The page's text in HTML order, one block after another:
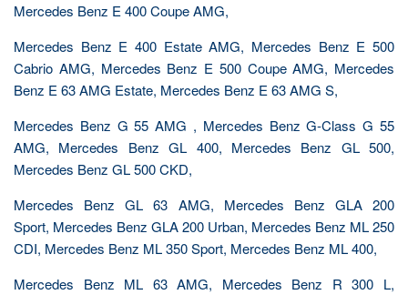
Mercedes Benz E 400 Coupe AMG,
Mercedes Benz E 400 Estate AMG, Mercedes Benz E 500
Cabrio AMG, Mercedes Benz E 500 Coupe AMG, Mercedes
Benz E 63 AMG Estate, Mercedes Benz E 63 AMG S,
Mercedes Benz G 55 AMG , Mercedes Benz G-Class G 55
AMG, Mercedes Benz GL 400, Mercedes Benz GL 500,
Mercedes Benz GL 500 CKD,
Mercedes Benz GL 63 AMG, Mercedes Benz GLA 200
Sport, Mercedes Benz GLA 200 Urban, Mercedes Benz ML 250
CDI, Mercedes Benz ML 350 Sport, Mercedes Benz ML 400,
Mercedes Benz ML 63 AMG, Mercedes Benz R 300 L,